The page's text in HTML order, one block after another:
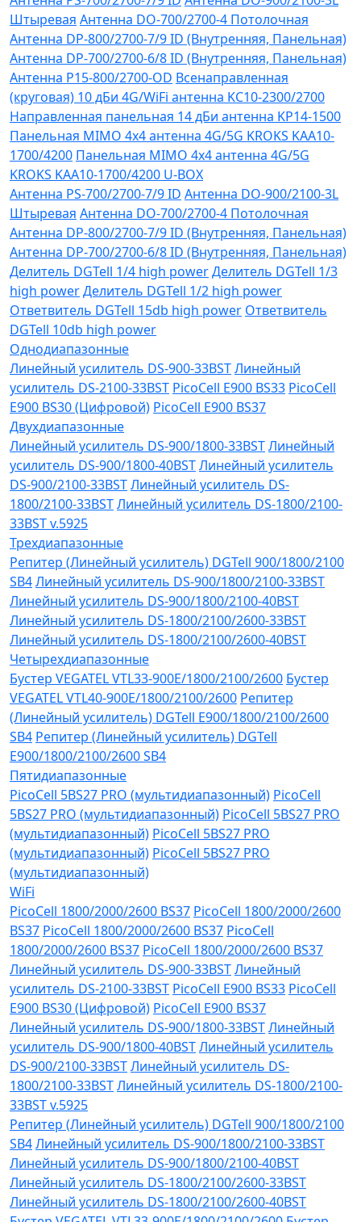
Штыревая Антенна DO-700/2700-4 Потолочная
Антенна DP-800/2700-7/9 ID (Внутренняя, Панельная)
Антенна DP-700/2700-6/8 ID (Внутренняя, Панельная)
Антенна P15-800/2700-OD Всенаправленная
(круговая) 10 дБи 4G/WiFi антенна KC10-2300/2700
Направленная панельная 14 дБи антенна KP14-1500
Панельная MIMO 4x4 антенна 4G/5G KROKS KAA10-
1700/4200 Панельная MIMO 4x4 антенна 4G/5G
KROKS KAA10-1700/4200 U-BOX
Антенна PS-700/2700-7/9 ID Антенна DO-900/2100-3L
Штыревая Антенна DO-700/2700-4 Потолочная
Антенна DP-800/2700-7/9 ID (Внутренняя, Панельная)
Антенна DP-700/2700-6/8 ID (Внутренняя, Панельная)
Делитель DGTell 1/4 high powerДелитель DGTell 1/3
high powerДелитель DGTell 1/2 high power
Ответвитель DGTell 15db high power Ответвитель
DGTell 10db high power
Однодиапазонные
Линейный усилитель DS-900-33BSTЛинейный
усилитель DS-2100-33BST PicoCell E900 BS33 PicoCell
E900 BS30 (Цифровой) PicoCell E900 BS37
Двухдиапазонные
Линейный усилитель DS-900/1800-33BSTЛинейный
усилитель DS-900/1800-40BSTЛинейный усилитель
DS-900/2100-33BSTЛинейный усилитель DS-
1800/2100-33BSTЛинейный усилитель DS-1800/2100-
33BST v.5925
Трехдиапазонные
Репитер (Линейный усилитель) DGTell 900/1800/2100
SB4Линейный усилитель DS-900/1800/2100-33BST
Линейный усилитель DS-900/1800/2100-40BST
Линейный усилитель DS-1800/2100/2600-33BST
Линейный усилитель DS-1800/2100/2600-40BST
Четырехдиапазонные
Бустер VEGATEL VTL33-900E/1800/2100/2600 Бустер
VEGATEL VTL40-900E/1800/2100/2600 Репитер
(Линейный усилитель) DGTell Е900/1800/2100/2600
SB4 Репитер (Линейный усилитель) DGTell
Е900/1800/2100/2600 SB4
Пятидиапазонные
PicoCell 5BS27 PRO (мультидиапазонный) PicoCell
5BS27 PRO (мультидиапазонный) PicoCell 5BS27 PRO
(мультидиапазонный) PicoCell 5BS27 PRO
(мультидиапазонный) PicoCell 5BS27 PRO
(мультидиапазонный)
WiFi
PicoCell 1800/2000/2600 BS37 PicoCell 1800/2000/2600
BS37 PicoCell 1800/2000/2600 BS37 PicoCell
1800/2000/2600 BS37 PicoCell 1800/2000/2600 BS37
Линейный усилитель DS-900-33BSTЛинейный
усилитель DS-2100-33BST PicoCell E900 BS33 PicoCell
E900 BS30 (Цифровой) PicoCell E900 BS37
Линейный усилитель DS-900/1800-33BSTЛинейный
усилитель DS-900/1800-40BSTЛинейный усилитель
DS-900/2100-33BSTЛинейный усилитель DS-
1800/2100-33BSTЛинейный усилитель DS-1800/2100-
33BST v.5925
Репитер (Линейный усилитель) DGTell 900/1800/2100
SB4Линейный усилитель DS-900/1800/2100-33BST
Линейный усилитель DS-900/1800/2100-40BST
Линейный усилитель DS-1800/2100/2600-33BST
Линейный усилитель DS-1800/2100/2600-40BST